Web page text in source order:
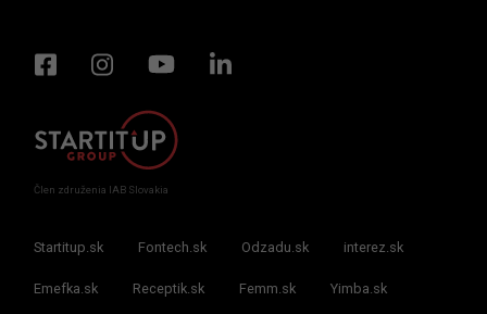
Člen združenia IAB Slovakia
Startitup.sk Fontech.sk Odzadu.sk interez.sk
Emefka.sk Receptik.sk Femm.sk Yimba.sk